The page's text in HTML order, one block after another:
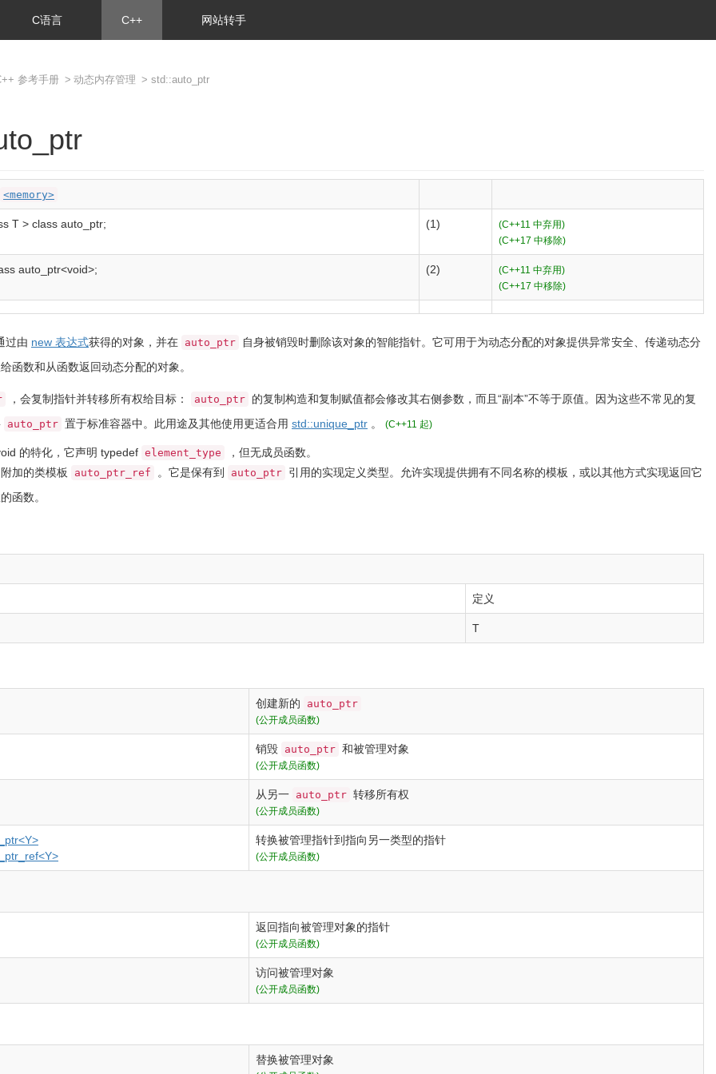
C语言 C++ 网站转手
参考手册 > 动态内存管理 > std::auto_ptr
<memory>
T > class auto_ptr; (1)
(C++11 中弃用)
(C++17 中移除)
auto_ptr<void>; (2)
(C++11 中弃用)
(C++17 中移除)
过由 new 表达式获得的对象，并在 auto_ptr
自身被销毁时删除该对象的智能指针。它可用于为动态分配的对象提供异常安全、传递动态分
函数和从函数返回动态分配的对象。
，会复制指针并转移所有权给目标： auto_ptr 的复制构造和复制赋值都会修改其右侧参数，而且“副本”不等于原值。因为这些不常见的复
auto_ptr 置于标准容器中。 此用途及其他使用更适合用 std::unique_ptr 。 (C++11 起)
的特化，它声明 typedef element_type
，但无成员函数。
加的类模板
auto_ptr_ref 。它是保有到 auto_ptr 引用的实现定义类型。允许实现提供拥有不同名称的模板，或以其他方式实现返回它
函数。
定义
T
创建新的 auto_ptr
(公开成员函数)
销毁 auto_ptr 和被管理对象
(公开成员函数)
从另一 auto_ptr 转移所有权
(公开成员函数)
转换被管理指针到指向另一类型的指针
(公开成员函数)
返回指向被管理对象的指针
(公开成员函数)
访问被管理对象
(公开成员函数)
替换被管理对象